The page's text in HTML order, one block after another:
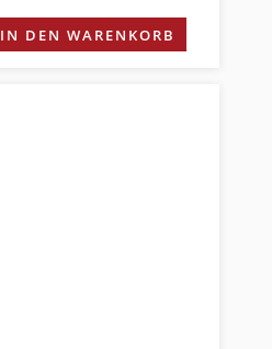
IN DEN WARENKORB